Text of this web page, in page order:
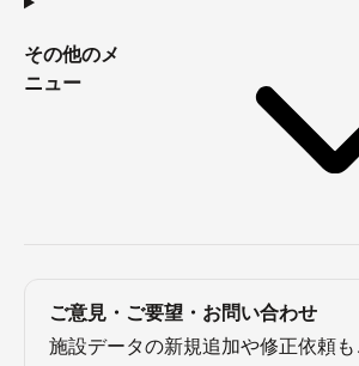
その他のメ
ニュー
ご意見・ご要望・お問い合わせ
施設データの新規追加や修正依頼も